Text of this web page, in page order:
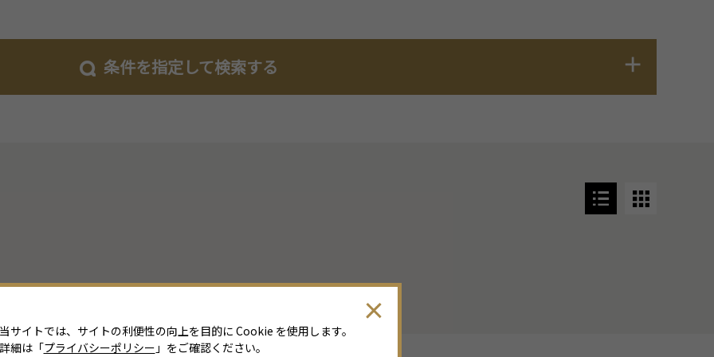
条件を指定して検索する
サイトでは、サイトの利便性の向上を目的に Cookie を使用します。
細は「プライバシーポリシー 」をご確認ください。